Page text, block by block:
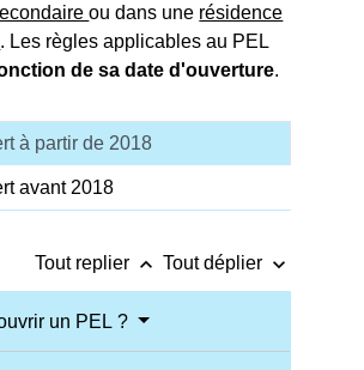
ou dans une résidence
. Les règles applicables au PEL
de sa date d'ouverture.
à partir de 2018
avant 2018
Tout replier keyboard_arrow_up Tout déplier keyboard_arrow_down
un PEL ?